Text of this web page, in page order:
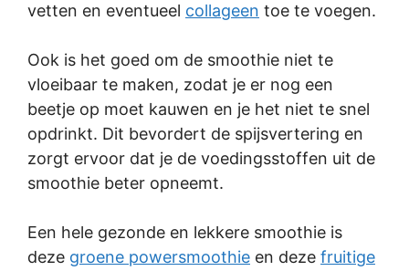
vetten en eventueel collageen toe te voegen.
Ook is het goed om de smoothie niet te
vloeibaar te maken, zodat je er nog een
beetje op moet kauwen en je het niet te snel
opdrinkt. Dit bevordert de spijsvertering en
zorgt ervoor dat je de voedingsstoffen uit de
smoothie beter opneemt.
Een hele gezonde en lekkere smoothie is
deze groene powersmoothie en deze fruitige